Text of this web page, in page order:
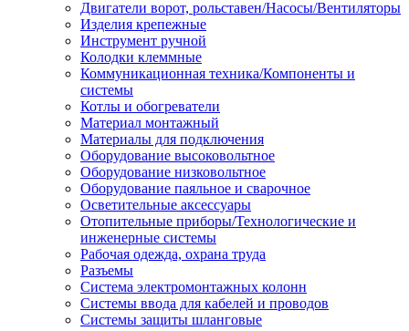
Двигатели ворот, рольставен/Насосы/Вентиляторы
Изделия крепежные
Инструмент ручной
Колодки клеммные
Коммуникационная техника/Компоненты и
системы
Котлы и обогреватели
Материал монтажный
Материалы для подключения
Оборудование высоковольтное
Оборудование низковольтное
Оборудование паяльное и сварочное
Осветительные аксессуары
Отопительные приборы/Технологические и
инженерные системы
Рабочая одежда, охрана труда
Разъемы
Система электромонтажных колонн
Системы ввода для кабелей и проводов
Системы защиты шланговые